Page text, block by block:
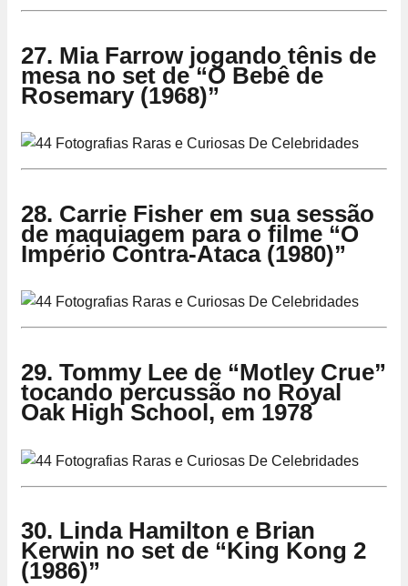
27. Mia Farrow jogando tênis de
mesa no set de “O Bebê de
Rosemary (1968)”
28. Carrie Fisher em sua sessão
de maquiagem para o filme “O
Império Contra-Ataca (1980)”
29. Tommy Lee de “Motley Crue”
tocando percussão no Royal
Oak High School, em 1978
30. Linda Hamilton e Brian
Kerwin no set de “King Kong 2
(1986)”